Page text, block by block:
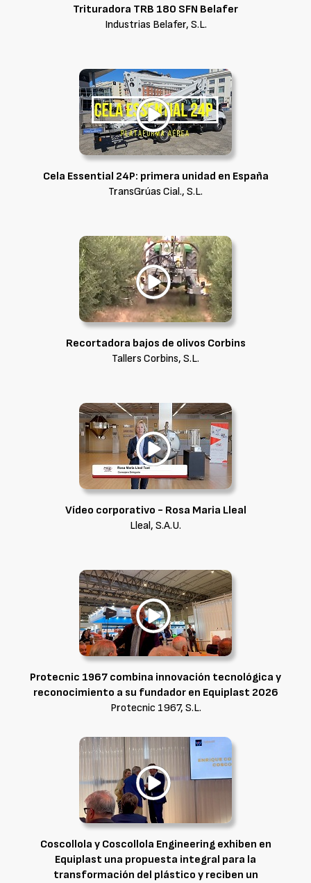
Trituradora TRB 180 SFN Belafer
Industrias Belafer, S.L.
Cela Essential 24P: primera unidad en España
TransGrúas Cial., S.L.
Recortadora bajos de olivos Corbins
Tallers Corbins, S.L.
Vídeo corporativo - Rosa Maria Lleal
Lleal, S.A.U.
Protecnic 1967 combina innovación tecnológica y
reconocimiento a su fundador en Equiplast 2026
Protecnic 1967, S.L.
Coscollola y Coscollola Engineering exhiben en
Equiplast una propuesta integral para la
transformación del plástico y reciben un